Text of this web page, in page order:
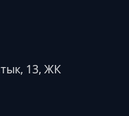
13, ЖК